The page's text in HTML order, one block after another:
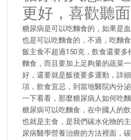
更好，喜歡聽
糖尿病是可以吃麵食的，如果是
也是可以吃麵食的，不過，吃麵
飯主食不超過150克，飲食還要
麵食，而且要加上足夠量的蔬菜
好，還要就是飯後要多運動，詳
項，飲食宜忌，到當地醫院內分
一下看看，那麼糖尿病人如何吃
糖尿病可以吃麵食，在中國人的
也就是主食，是我們碳水化物的
尿病醫學營養治療的方法裡面，